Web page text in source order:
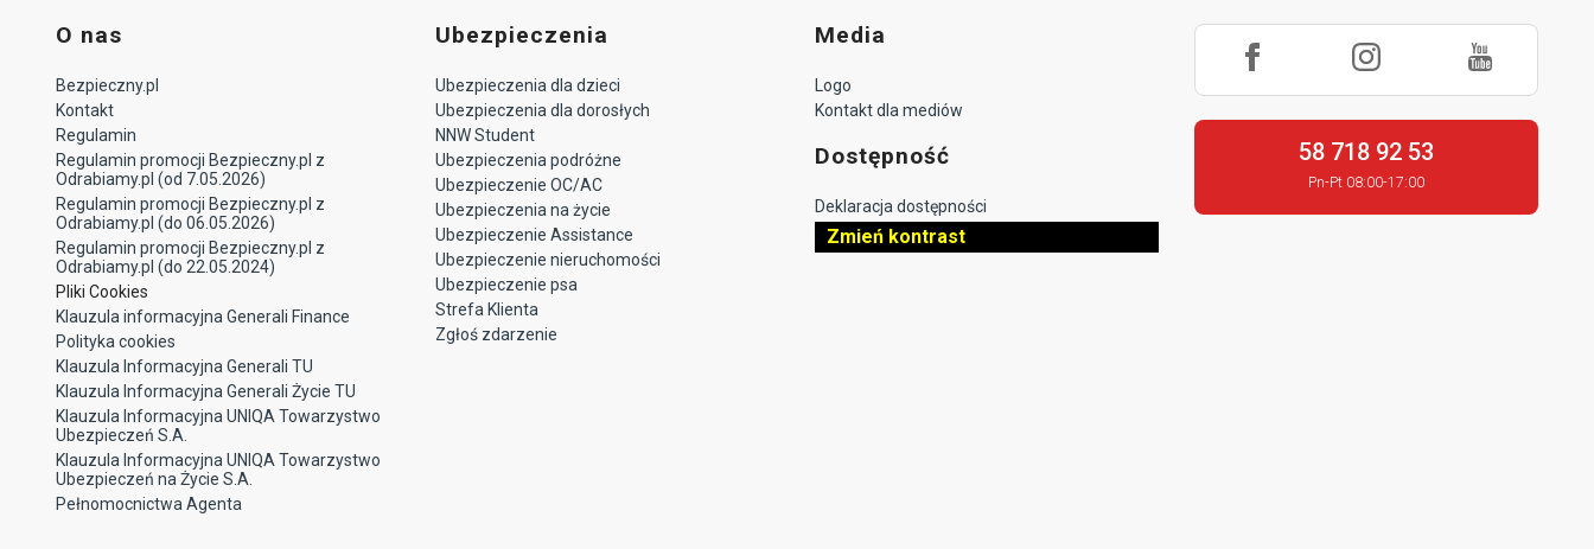
O nas
Bezpieczny.pl
Kontakt
Regulamin
Regulamin promocji Bezpieczny.pl z
Odrabiamy.pl (od 7.05.2026)
Regulamin promocji Bezpieczny.pl z
Odrabiamy.pl (do 06.05.2026)
Regulamin promocji Bezpieczny.pl z
Odrabiamy.pl (do 22.05.2024)
Pliki Cookies
Klauzula informacyjna Generali Finance
Polityka cookies
Klauzula Informacyjna Generali TU
Klauzula Informacyjna Generali Życie TU
Klauzula Informacyjna UNIQA Towarzystwo
Ubezpieczeń S.A.
Klauzula Informacyjna UNIQA Towarzystwo
Ubezpieczeń na Życie S.A.
Pełnomocnictwa Agenta
Ubezpieczenia
Ubezpieczenia dla dzieci
Ubezpieczenia dla dorosłych
NNW Student
Ubezpieczenia podróżne
Ubezpieczenie OC/AC
Ubezpieczenia na życie
Ubezpieczenie Assistance
Ubezpieczenie nieruchomości
Ubezpieczenie psa
Strefa Klienta
Zgłoś zdarzenie
Media
Logo
Kontakt dla mediów
Dostępność
Deklaracja dostępności
Zmień kontrast
58 718 92 53
Pn-Pt 08:00-17:00